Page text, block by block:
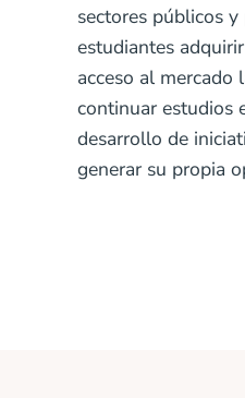
sectores públicos
estudiantes
acceso al mercado
continuar estudios
desarrollo de
generar su propia